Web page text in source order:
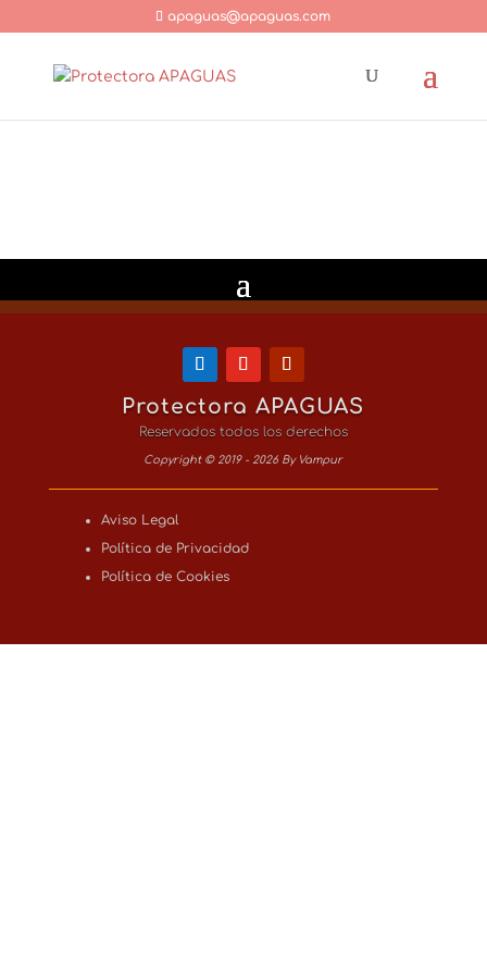
apaguas@apaguas.com
Protectora APAGUAS
Reservados todos los derechos
Copyright © 2019 - 2026 By Vampur
Aviso Legal
Política de Privacidad
Política de Cookies